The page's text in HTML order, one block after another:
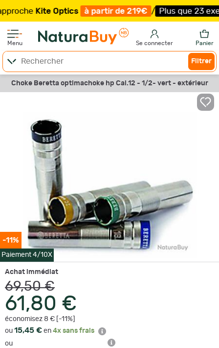
Kite Optics à partir de 219€ / Plus que 23
Menu Se connecter Panier
Filtrer
Choke Beretta optimachoke hp Cal.12 - 1/2- vert - extérieur
-11%
Paiement 4/10X
Achat immédiat
69,50 €
61,80 €
économisez 8 € [-11%]
ou 15,45 € en 4x sans frais
ou